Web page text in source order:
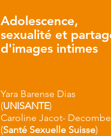
Adolescence,
sexualité et
d'images intimes
Yara Barense Dias
(UNISANTE)
Caroline Jacot-
(Santé Sexuelle Suisse)